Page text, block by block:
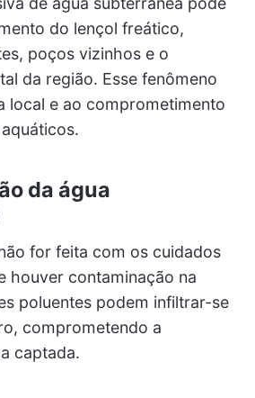
do lençol freático,
poços vizinhos e o
da região. Esse fenômeno
local e ao comprometimento
da água
for feita com os cuidados
houver contaminação na
poluentes podem infiltrar-se
comprometendo a
captada.